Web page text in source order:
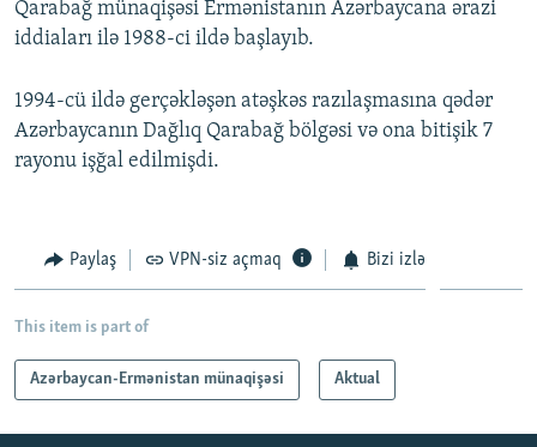
Qarabağ münaqişəsi Ermənistanın Azərbaycana ərazi
iddiaları ilə 1988-ci ildə başlayıb.
1994-cü ildə gerçəkləşən atəşkəs razılaşmasına qədər
Azərbaycanın Dağlıq Qarabağ bölgəsi və ona bitişik 7
rayonu işğal edilmişdi.
Paylaş VPN-siz açmaq Bizi izlə
This item is part of
Azərbaycan-Ermənistan münaqişəsi Aktual